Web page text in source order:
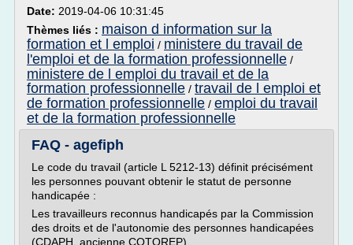
Date: 2019-04-06 10:31:45
Thèmes liés : maison d information sur la
formation et l emploi / ministere du travail de
l'emploi et de la formation professionnelle /
ministere de l emploi du travail et de la
formation professionnelle / travail de l emploi et
de formation professionnelle / emploi du travail
et de la formation professionnelle
FAQ - agefiph
Le code du travail (article L 5212-13) définit précisément
les personnes pouvant obtenir le statut de personne
handicapée :
Les travailleurs reconnus handicapés par la Commission
des droits et de l'autonomie des personnes handicapées
(CDAPH, ancienne COTOREP),